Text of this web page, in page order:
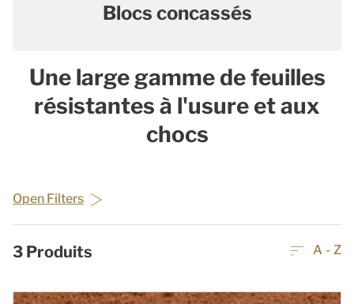
Blocs concassés
Une large gamme de feuilles
résistantes à l'usure et aux
chocs
Open Filters
3 Produits A - Z